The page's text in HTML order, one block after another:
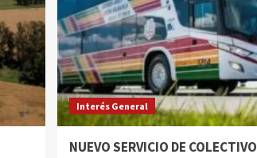
Interés General
NUEVO SERVICIO DE COLECTIVO